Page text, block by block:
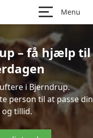
Menu
– få hjælp til
i Bjerndrup.
person til at passe din
tillid.